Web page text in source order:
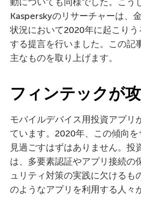
Kasperskyのリサーチャーは、
状況において2020年に起こり
する提言を行いました。この記
主なものを取り上げます。
フィンテックが
モバイルデバイス用投資アプリ
ています。2020年、この傾向
見過ごすはずはありません。投
は、多要素認証やアプリ接続の
ュリティ対策の実践に欠けるも
のようなアプリを利用する人々